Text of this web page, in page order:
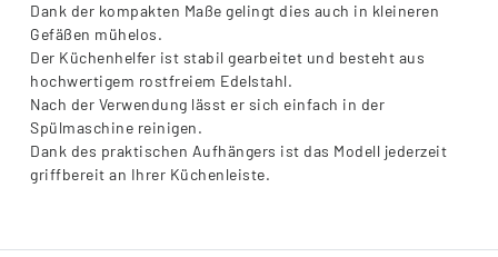
Dank der kompakten Maße gelingt dies auch in kleineren
Gefäßen mühelos.
Der Küchenhelfer ist stabil gearbeitet und besteht aus
hochwertigem rostfreiem Edelstahl.
Nach der Verwendung lässt er sich einfach in der
Spülmaschine reinigen.
Dank des praktischen Aufhängers ist das Modell jederzeit
griffbereit an Ihrer Küchenleiste.